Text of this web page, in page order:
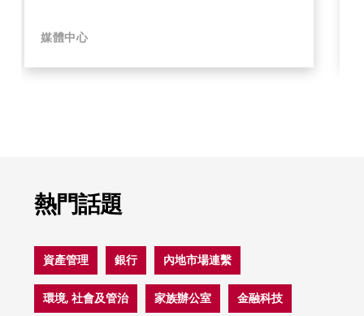
媒體中心
熱門話題
資產管理 銀行 內地市場連繫
環境, 社會及管治 家族辦公室 金融科技